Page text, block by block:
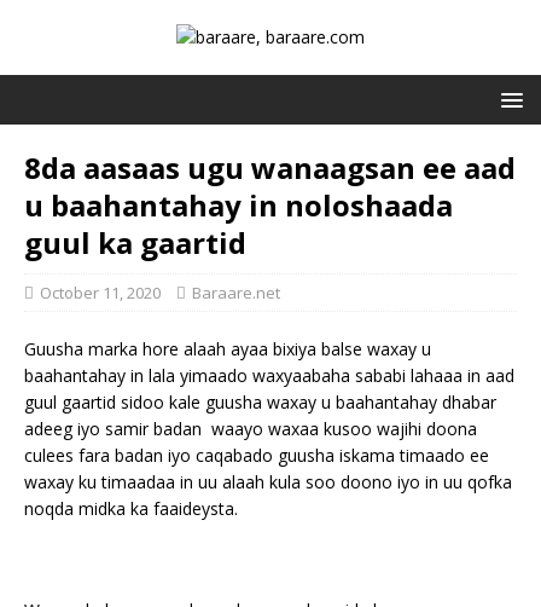
8da aasaas ugu wanaagsan ee aad
u baahantahay in noloshaada
guul ka gaartid
October 11, 2020 Baraare.net
Guusha marka hore alaah ayaa bixiya balse waxay u
baahantahay in lala yimaado waxyaabaha sababi lahaaa in aad
guul gaartid sidoo kale guusha waxay u baahantahay dhabar
adeeg iyo samir badan waayo waxaa kusoo wajihi doona
culees fara badan iyo caqabado guusha iskama timaado ee
waxay ku timaadaa in uu alaah kula soo doono iyo in uu qofka
noqda midka ka faaideysta.